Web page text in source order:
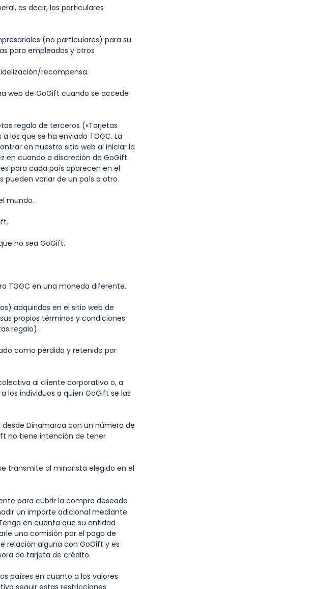
es decir, los particulares
(no particulares) para su
para empleados y otros
recompensa.
web de GoGift cuando se accede
regalo de terceros («Tarjetas
los que se ha enviado TGGC. La
en nuestro sitio web al iniciar la
en cuando a discreción de GoGift.
para cada país aparecen en el
pueden variar de un país a otro.
mundo.
no sea GoGift.
TGGC en una moneda diferente.
adquiridas en el sitio web de
propios términos y condiciones
regalo).
como pérdida y retenido por
al cliente corporativo o, a
los individuos a quien GoGift se las
Dinamarca con un número de
no tiene intención de tener
transmite al minorista elegido en el
para cubrir la compra deseada
un importe adicional mediante
en cuenta que su entidad
una comisión por el pago de
relación alguna con GoGift y es
de tarjeta de crédito.
países en cuanto a los valores
seguir estas restricciones